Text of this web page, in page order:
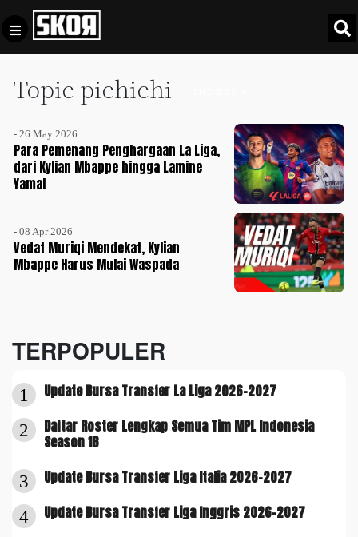
Topic pichichi
- 26 May 2026
Para Pemenang Penghargaan La Liga,
dari Kylian Mbappe hingga Lamine
Yamal
- 08 Apr 2026
Vedat Muriqi Mendekat, Kylian
Mbappe Harus Mulai Waspada
TERPOPULER
1 Update Bursa Transfer La Liga 2026-2027
2
Daftar Roster Lengkap Semua Tim MPL Indonesia
Season 18
3 Update Bursa Transfer Liga Italia 2026-2027
4 Update Bursa Transfer Liga Inggris 2026-2027
Football +
Culture +
Timnas
Indonesia
Video
Privacy
Pedoman
Pemberitaan
Media
Disclaimer
Tentang